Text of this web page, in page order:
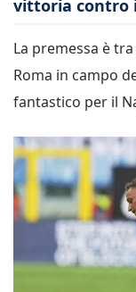
vittoria contro
La premessa è
Roma in campo
fantastico per il